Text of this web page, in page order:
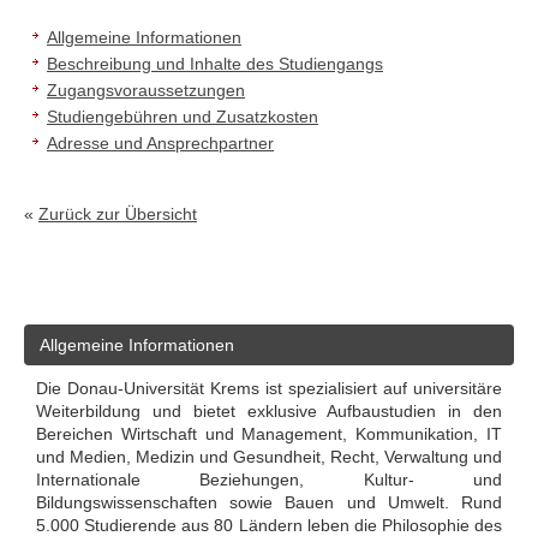
Allgemeine Informationen
Beschreibung und Inhalte des Studiengangs
Zugangsvoraussetzungen
Studiengebühren und Zusatzkosten
Adresse und Ansprechpartner
« Zurück zur Übersicht
Allgemeine Informationen
Die Donau-Universität Krems ist spezialisiert auf universitäre
Weiterbildung und bietet exklusive Aufbaustudien in den
Bereichen Wirtschaft und Management, Kommunikation, IT
und Medien, Medizin und Gesundheit, Recht, Verwaltung und
Internationale Beziehungen, Kultur- und
Bildungswissenschaften sowie Bauen und Umwelt. Rund
5.000 Studierende aus 80 Ländern leben die Philosophie des